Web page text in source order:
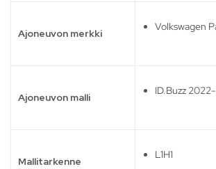
Ajoneuvon merkki
Volkswagen
Ajoneuvon malli
ID.Buzz 2022-
Mallitarkenne
L1H1